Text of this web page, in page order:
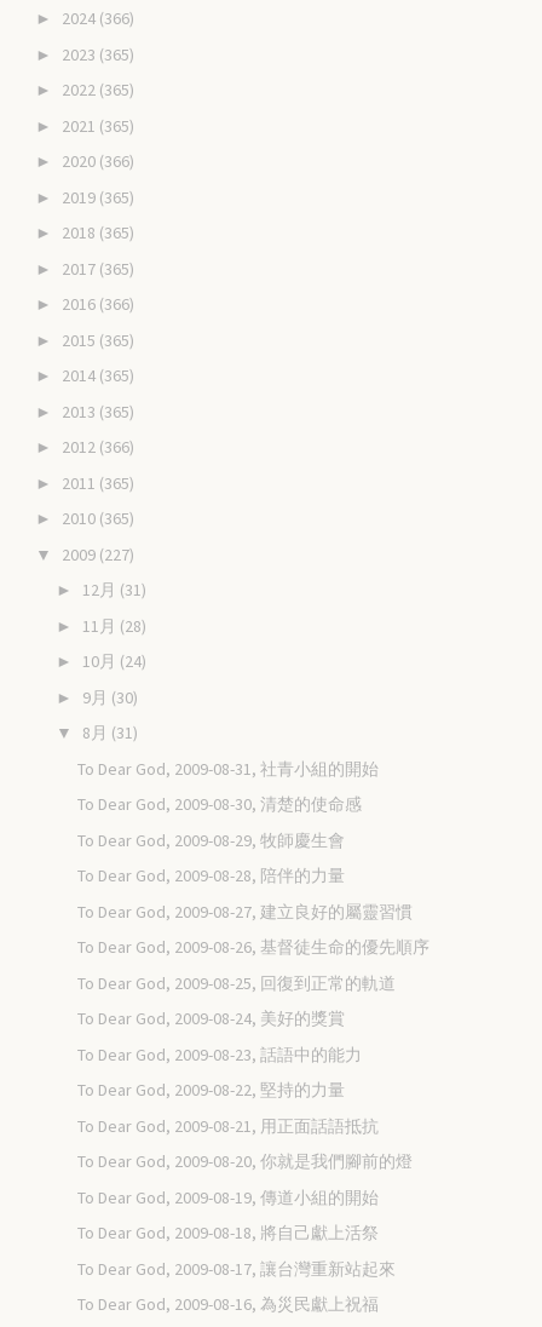
► 2024 (366)
► 2023 (365)
► 2022 (365)
► 2021 (365)
► 2020 (366)
► 2019 (365)
► 2018 (365)
► 2017 (365)
► 2016 (366)
► 2015 (365)
► 2014 (365)
► 2013 (365)
► 2012 (366)
► 2011 (365)
► 2010 (365)
▼ 2009 (227)
► 12月 (31)
► 11月 (28)
► 10月 (24)
► 9月 (30)
▼ 8月 (31)
To Dear God, 2009-08-31, 社青小組的開始
To Dear God, 2009-08-30, 清楚的使命感
To Dear God, 2009-08-29, 牧師慶生會
To Dear God, 2009-08-28, 陪伴的力量
To Dear God, 2009-08-27, 建立良好的屬靈習慣
To Dear God, 2009-08-26, 基督徒生命的優先順序
To Dear God, 2009-08-25, 回復到正常的軌道
To Dear God, 2009-08-24, 美好的獎賞
To Dear God, 2009-08-23, 話語中的能力
To Dear God, 2009-08-22, 堅持的力量
To Dear God, 2009-08-21, 用正面話語抵抗
To Dear God, 2009-08-20, 你就是我們腳前的燈
To Dear God, 2009-08-19, 傳道小組的開始
To Dear God, 2009-08-18, 將自己獻上活祭
To Dear God, 2009-08-17, 讓台灣重新站起來
To Dear God, 2009-08-16, 為災民獻上祝福